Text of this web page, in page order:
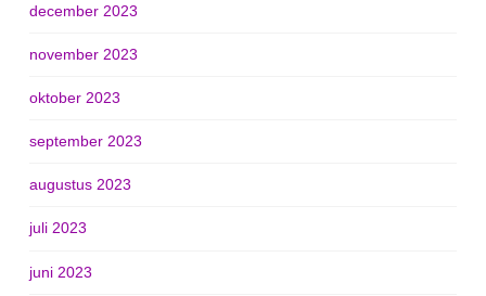
december 2023
november 2023
oktober 2023
september 2023
augustus 2023
juli 2023
juni 2023